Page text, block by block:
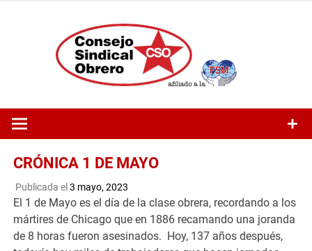
CRÓNICA 1 DE MAYO
Publicada el 3 mayo, 2023
El 1 de Mayo es el día de la clase obrera, recordando a los
mártires de Chicago que en 1886 recamando una joranda
de 8 horas fueron asesinados. Hoy, 137 años después,